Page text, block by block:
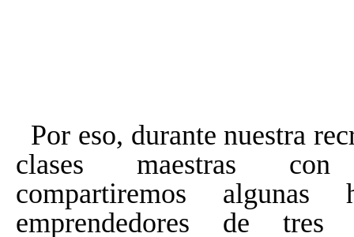
Por eso, durante nuestra
clases maestras con
compartiremos algunas
emprendedores
de tres